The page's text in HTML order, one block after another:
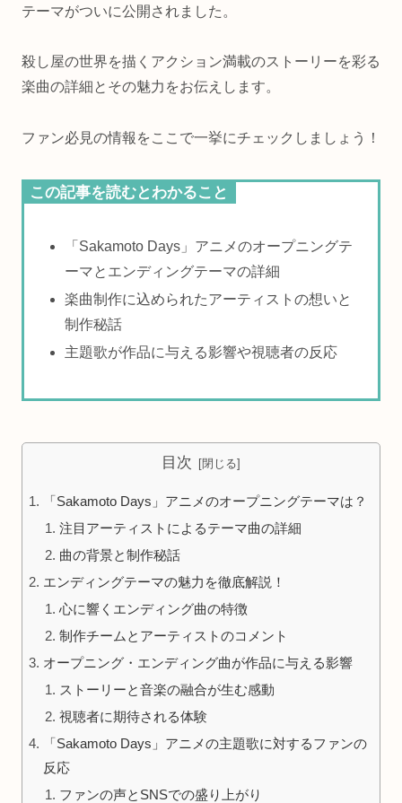
テーマがついに公開されました。
殺し屋の世界を描くアクション満載のストーリーを彩る
楽曲の詳細とその魅力をお伝えします。
ファン必見の情報をここで一挙にチェックしましょう！
この記事を読むとわかること
「Sakamoto Days」アニメのオープニングテ
ーマとエンディングテーマの詳細
楽曲制作に込められたアーティストの想いと
制作秘話
主題歌が作品に与える影響や視聴者の反応
目次
「Sakamoto Days」アニメのオープニングテーマは？
注目アーティストによるテーマ曲の詳細
曲の背景と制作秘話
エンディングテーマの魅力を徹底解説！
心に響くエンディング曲の特徴
制作チームとアーティストのコメント
オープニング・エンディング曲が作品に与える影響
ストーリーと音楽の融合が生む感動
視聴者に期待される体験
「Sakamoto Days」アニメの主題歌に対するファンの
反応
ファンの声とSNSでの盛り上がり